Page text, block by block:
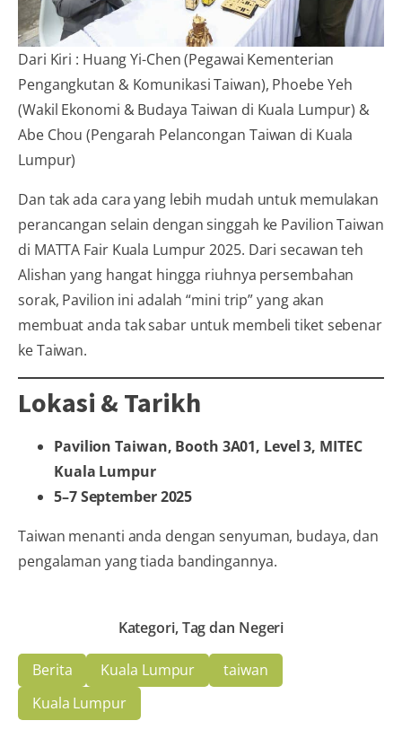
Dari Kiri : Huang Yi-Chen (Pegawai Kementerian
Pengangkutan & Komunikasi Taiwan), Phoebe Yeh
(Wakil Ekonomi & Budaya Taiwan di Kuala Lumpur) &
Abe Chou (Pengarah Pelancongan Taiwan di Kuala
Lumpur)
Dan tak ada cara yang lebih mudah untuk memulakan
perancangan selain dengan singgah ke Pavilion Taiwan
di MATTA Fair Kuala Lumpur 2025. Dari secawan teh
Alishan yang hangat hingga riuhnya persembahan
sorak, Pavilion ini adalah “mini trip” yang akan
membuat anda tak sabar untuk membeli tiket sebenar
ke Taiwan.
Lokasi & Tarikh
Pavilion Taiwan, Booth 3A01, Level 3, MITEC
Kuala Lumpur
5–7 September 2025
Taiwan menanti anda dengan senyuman, budaya, dan
pengalaman yang tiada bandingannya.
Kategori, Tag dan Negeri
Berita Kuala Lumpur
taiwan
Kuala Lumpur